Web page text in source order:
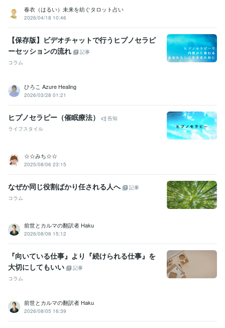
春衣（はるい）未来を紡ぐタロット占い
2026/04/18 10:46
【保存版】ビデオチャットで行うヒプノセラピ
ーセッションの流れ
記事
コラム
ひろこ Azure Healing
2026/03/28 01:21
ヒプノセラピー（催眠療法）
告知
ライフスタイル
☆☆みち☆☆
2025/08/06 23:15
なぜか同じ役割ばかり任される人へ
記事
コラム
前世とカルマの翻訳者 Haku
2026/08/06 15:12
『向いている仕事』より『続けられる仕事』を
大切にしてもいい
記事
コラム
前世とカルマの翻訳者 Haku
2026/08/05 16:39